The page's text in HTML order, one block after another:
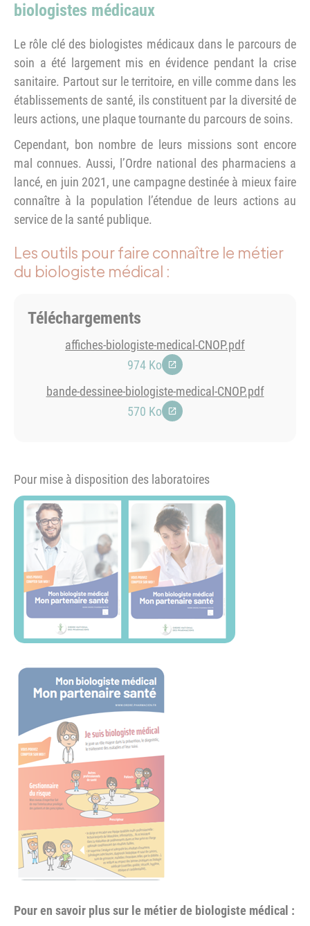
biologistes médicaux
Le rôle clé des biologistes médicaux dans le parcours de
soin a été largement mis en évidence pendant la crise
sanitaire. Partout sur le territoire, en ville comme dans les
établissements de santé, ils constituent par la diversité de
leurs actions, une plaque tournante du parcours de soins.
Cependant, bon nombre de leurs missions sont encore
mal connues. Aussi, l’Ordre national des pharmaciens a
lancé, en juin 2021, une campagne destinée à mieux faire
connaître à la population l’étendue de leurs actions au
service de la santé publique.
Les outils pour faire connaître le métier
du biologiste médical :
Téléchargements
affiches-biologiste-medical-CNOP.pdf
974 Ko
bande-dessinee-biologiste-medical-CNOP.pdf
570 Ko
Pour mise à disposition des laboratoires
Pour en savoir plus sur le métier de biologiste médical :